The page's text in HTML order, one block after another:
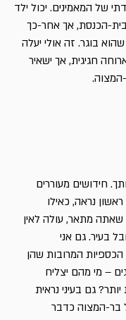
של המאמינים. יכול ילד
הכנסת, אך אחר-כך
בוגר. זה אולי יעלה
חגיגית, אך ישאיר
המצוה.
חידושים מעוררים
ראשון נראה, כאילו
שאתה מתאר, עולה לאין
בעיר. גם אני
הכספיות המרובות שהן
– מי מהם יצליח
גם בעיני נראית
בר-המצוה כדבר